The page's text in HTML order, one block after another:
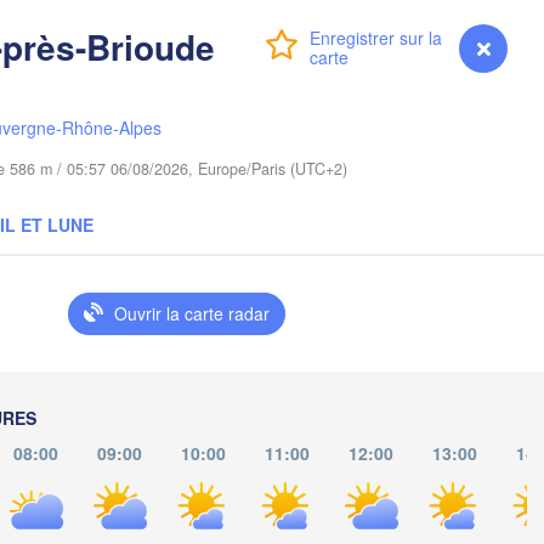
Connexion Premium myVentusky Prévisions
Brioude
Rhône-Alpes
586 m / 05:57 06/08/2026, Europe/Paris (UTC+2)
ET LUNE
Ouvrir la carte radar
08:00 09:00 10:00 11:00 12:00 13:00
Łódź
Wrocław
Zielona Góra
POLOGNE
Szeged
Graz HONGRIE
Cluj-
D